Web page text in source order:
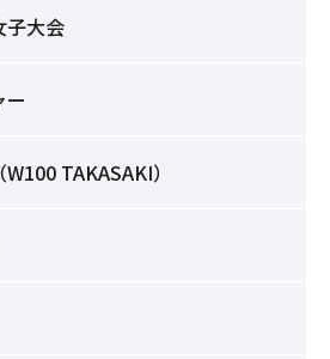
子大会
ー
TAKASAKI）